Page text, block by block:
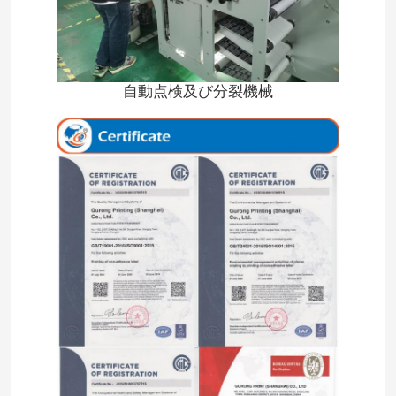
自動点検及び分裂機械